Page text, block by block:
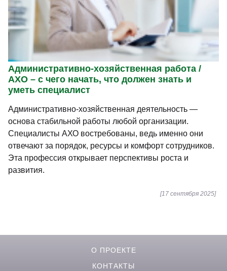
Административно-хозяйственная работа /
АХО – с чего начать, что должен знать и
уметь специалист
Административно-хозяйственная деятельность —
основа стабильной работы любой организации.
Специалисты АХО востребованы, ведь именно они
отвечают за порядок, ресурсы и комфорт сотрудников.
Эта профессия открывает перспективы роста и
развития.
[17 сентября 2025]
О ПРОЕКТЕ
КОНТАКТЫ